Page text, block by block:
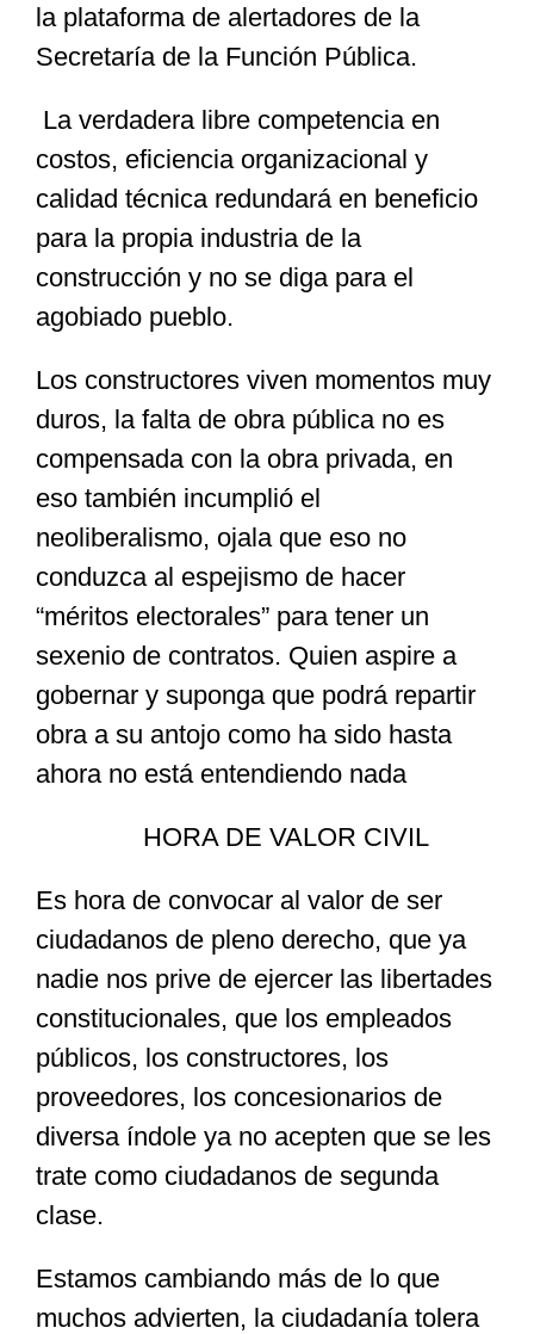
la plataforma de alertadores de la
Secretaría de la Función Pública.
La verdadera libre competencia en
costos, eficiencia organizacional y
calidad técnica redundará en beneficio
para la propia industria de la
construcción y no se diga para el
agobiado pueblo.
Los constructores viven momentos muy
duros, la falta de obra pública no es
compensada con la obra privada, en
eso también incumplió el
neoliberalismo, ojala que eso no
conduzca al espejismo de hacer
“méritos electorales” para tener un
sexenio de contratos. Quien aspire a
gobernar y suponga que podrá repartir
obra a su antojo como ha sido hasta
ahora no está entendiendo nada
HORA DE VALOR CIVIL
Es hora de convocar al valor de ser
ciudadanos de pleno derecho, que ya
nadie nos prive de ejercer las libertades
constitucionales, que los empleados
públicos, los constructores, los
proveedores, los concesionarios de
diversa índole ya no acepten que se les
trate como ciudadanos de segunda
clase.
Estamos cambiando más de lo que
muchos advierten, la ciudadanía tolera